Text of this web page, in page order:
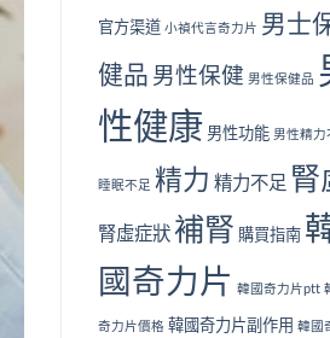
嗎？〉
性
析
與
注
意
事
項〉
中
官方渠道 小禎代言奇力片 男士
健品 男性保健 男性保健品
性健康 男性功能 男性精力
睡眠不足 精力 精力不足 腎
腎虛症狀補腎 購買指南
國奇力片 韓國奇力片ptt
奇力片價格 韓國奇力片副作用 韓國